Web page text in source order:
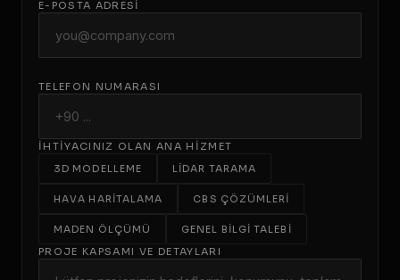
E-POSTA ADRESI
TELEFON NUMARASI
İHTIYACINIZ OLAN ANA HIZMET
3D MODELLEME
LIDAR TARAMA
HAVA HARITALAMA CBS ÇÖZÜMLERI
MADEN ÖLÇÜMÜ
GENEL BILGI TALEBI
PROJE KAPSAMI VE DETAYLARI